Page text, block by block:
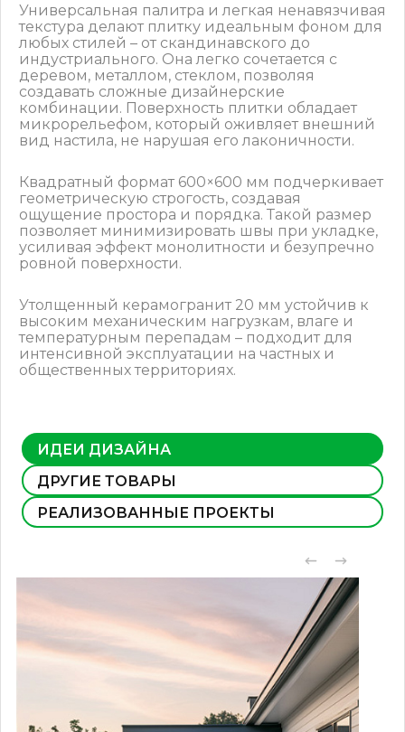
Универсальная палитра и легкая ненавязчивая
текстура делают плитку идеальным фоном для
любых стилей – от скандинавского до
индустриального. Она легко сочетается с
деревом, металлом, стеклом, позволяя
создавать сложные дизайнерские
комбинации. Поверхность плитки обладает
микрорельефом, который оживляет внешний
вид настила, не нарушая его лаконичности.
Квадратный формат 600×600 мм подчеркивает
геометрическую строгость, создавая
ощущение простора и порядка. Такой размер
позволяет минимизировать швы при укладке,
усиливая эффект монолитности и безупречно
ровной поверхности.
Утолщенный керамогранит 20 мм устойчив к
высоким механическим нагрузкам, влаге и
температурным перепадам – подходит для
интенсивной эксплуатации на частных и
общественных территориях.
ИДЕИ ДИЗАЙНА
ДРУГИЕ ТОВАРЫ
РЕАЛИЗОВАННЫЕ ПРОЕКТЫ